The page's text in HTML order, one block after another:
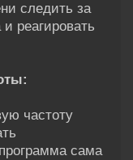
следить за
реагировать
частоту
сама